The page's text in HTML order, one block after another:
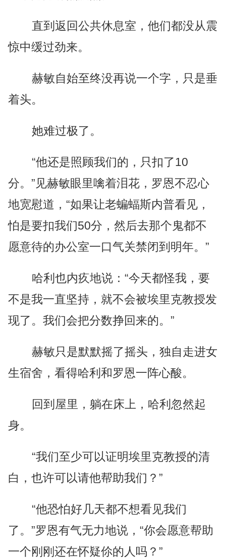
直到返回公共休息室，他们都没从震
惊中缓过劲来。
赫敏自始至终没再说一个字，只是垂
着头。
她难过极了。
“他还是照顾我们的，只扣了10
分。”见赫敏眼里噙着泪花，罗恩不忍心
地宽慰道，“如果让老蝙蝠斯内普看见，
怕是要扣我们50分，然后去那个鬼都不
愿意待的办公室一口气关禁闭到明年。”
哈利也内疚地说：“今天都怪我，要
不是我一直坚持，就不会被埃里克教授发
现了。我们会把分数挣回来的。”
赫敏只是默默摇了摇头，独自走进女
生宿舍，看得哈利和罗恩一阵心酸。
回到屋里，躺在床上，哈利忽然起
身。
“我们至少可以证明埃里克教授的清
白，也许可以请他帮助我们？”
“他恐怕好几天都不想看见我们
了。”罗恩有气无力地说，“你会愿意帮助
一个刚刚还在怀疑伱的人吗？”